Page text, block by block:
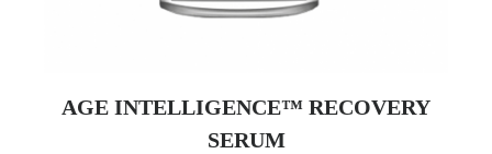
AGE INTELLIGENCE™ RECOVERY
SERUM